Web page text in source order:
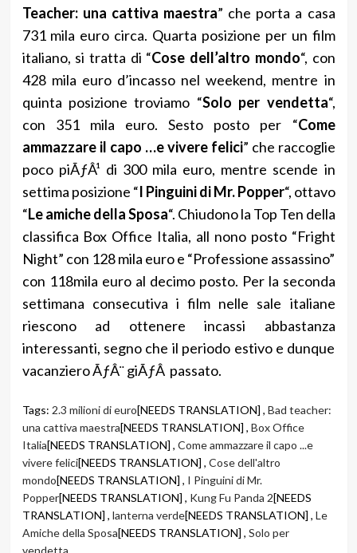
Teacher: una cattiva maestra” che porta a casa
731 mila euro circa. Quarta posizione per un film
italiano, si tratta di “Cose dell’altro mondo“, con
428 mila euro d’incasso nel weekend, mentre in
quinta posizione troviamo “Solo per vendetta“,
con 351 mila euro. Sesto posto per “Come
ammazzare il capo …e vivere felici” che raccoglie
poco piÃƒÂ¹ di 300 mila euro, mentre scende in
settima posizione “I Pinguini di Mr. Popper“, ottavo
“Le amiche della Sposa“. Chiudono la Top Ten della
classifica Box Office Italia, all nono posto “Fright
Night” con 128 mila euro e “Professione assassino”
con 118mila euro al decimo posto. Per la seconda
settimana consecutiva i film nelle sale italiane
riescono ad ottenere incassi abbastanza
interessanti, segno che il periodo estivo e dunque
vacanziero ÃƒÂ¨ giÃƒÂ passato.
Tags: 2.3 milioni di euro[NEEDS TRANSLATION] , Bad teacher:
una cattiva maestra[NEEDS TRANSLATION] , Box Office
Italia[NEEDS TRANSLATION] , Come ammazzare il capo ...e
vivere felici[NEEDS TRANSLATION] , Cose dell'altro
mondo[NEEDS TRANSLATION] , I Pinguini di Mr.
Popper[NEEDS TRANSLATION] , Kung Fu Panda 2[NEEDS
TRANSLATION] , lanterna verde[NEEDS TRANSLATION] , Le
Amiche della Sposa[NEEDS TRANSLATION] , Solo per
vendetta